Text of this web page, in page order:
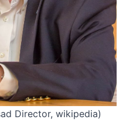
Director, wikipedia)